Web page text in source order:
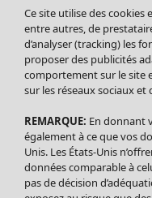
Soldes Vêtements
Tous les vêtements
Robes
Tuniques
Blouses
Tops
Gilets
Ce site utilise des cookies
entre autres, de
d’analyser (tracking) les
proposer des publicités
comportement sur le site
sur les réseaux sociaux et
REMARQUE: En donnant
également à ce que vos
Unis. Les États-Unis
données comparable à
pas de décision